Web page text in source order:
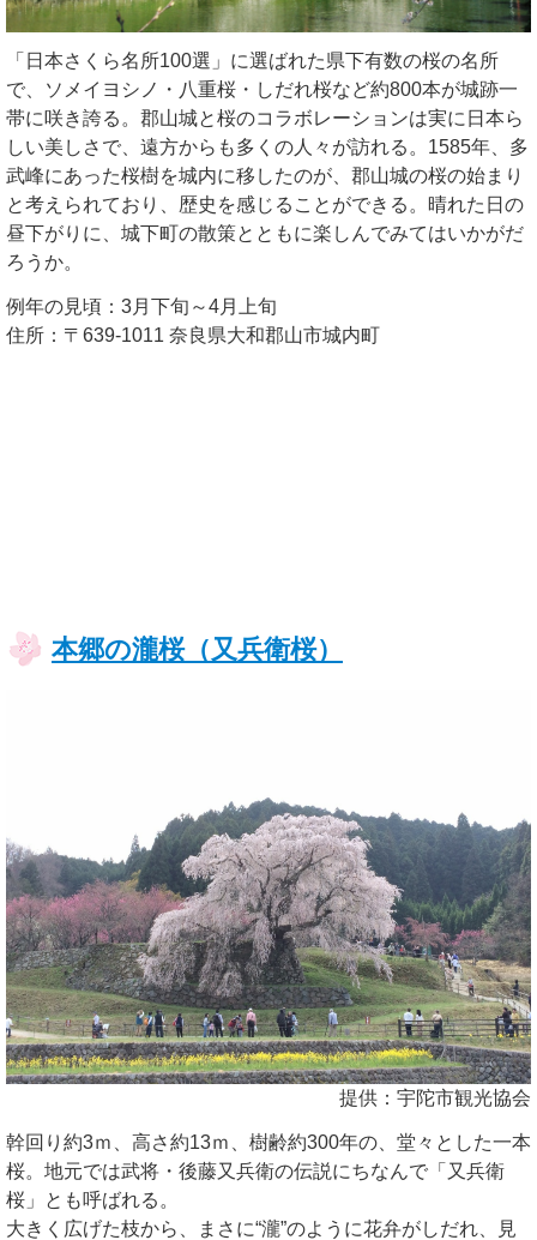
「日本さくら名所100選」に選ばれた県下有数の桜の名所
で、ソメイヨシノ・八重桜・しだれ桜など約800本が城跡一
帯に咲き誇る。郡山城と桜のコラボレーションは実に日本ら
しい美しさで、遠方からも多くの人々が訪れる。1585年、多
武峰にあった桜樹を城内に移したのが、郡山城の桜の始まり
と考えられており、歴史を感じることができる。晴れた日の
昼下がりに、城下町の散策とともに楽しんでみてはいかがだ
ろうか。
例年の見頃：3月下旬～4月上旬
住所：〒639-1011 奈良県大和郡山市城内町
本郷の瀧桜（又兵衛桜）
提供：宇陀市観光協会
幹回り約3ｍ、高さ約13ｍ、樹齢約300年の、堂々とした一本
桜。地元では武将・後藤又兵衛の伝説にちなんで「又兵衛
桜」とも呼ばれる。
大きく広げた枝から、まさに“瀧”のように花弁がしだれ、見